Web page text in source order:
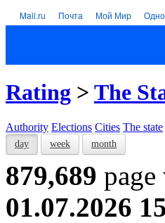
Mail.ru Почта Мой Мир
Rating > The
Authority Elections Cities The state
day week month
879,689
01.07.2026